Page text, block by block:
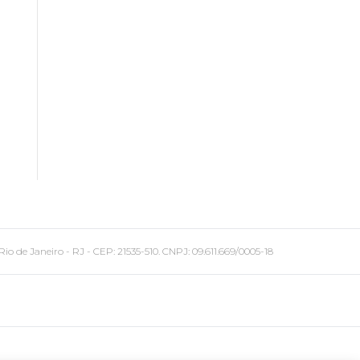
Janeiro - RJ - CEP: 21535-510. CNPJ: 09.611.669/0005-18